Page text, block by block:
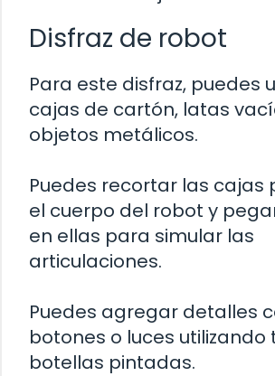
Disfraz de robot
Para este disfraz, puedes
cajas de cartón, latas
objetos metálicos.
Puedes recortar las cajas
el cuerpo del robot y
en ellas para simular las
articulaciones.
Puedes agregar detalles
botones o luces utilizando
botellas pintadas.